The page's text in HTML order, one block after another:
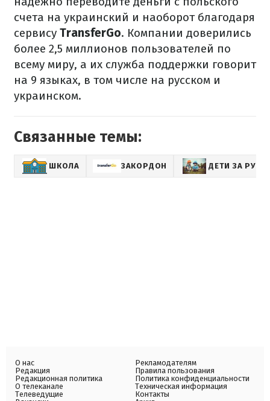
счета на украинский и наоборот благодаря
сервису TransferGo. Компании доверились
более 2,5 миллионов пользователей по
всему миру, а их служба поддержки говорит
на 9 языках, в том числе на русском и
украинском.
Связанные темы:
ШКОЛА ЗАКОРДОН ДЕТИ ЗА
О нас
Редакция
Редакционная политика
О телеканале
Телеведущие
Рекламодателям
Правила пользования
Политика конфиденциальности
Техническая информация
Контакты